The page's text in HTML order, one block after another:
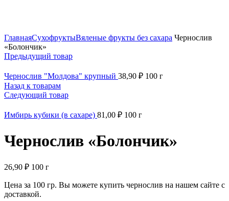
ГлавнаяСухофруктыВяленые фрукты без сахара Чернослив
«Болончик»
Предыдущий товар
Чернослив "Молдова" крупный 38,90 ₽ 100 г
Назад к товарам
Следующий товар
Имбирь кубики (в сахаре) 81,00 ₽ 100 г
Чернослив «Болончик»
26,90 ₽ 100 г
Цена за 100 гр. Вы можете купить чернослив на нашем сайте с
доставкой.